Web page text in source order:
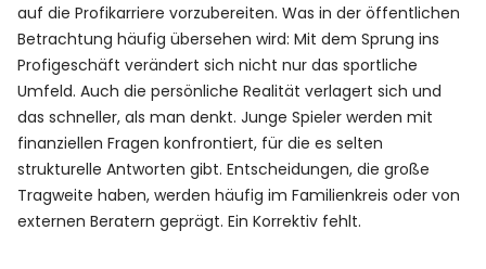
auf die Profikarriere vorzubereiten. Was in der öffentlichen
Betrachtung häufig übersehen wird: Mit dem Sprung ins
Profigeschäft verändert sich nicht nur das sportliche
Umfeld. Auch die persönliche Realität verlagert sich und
das schneller, als man denkt. Junge Spieler werden mit
finanziellen Fragen konfrontiert, für die es selten
strukturelle Antworten gibt. Entscheidungen, die große
Tragweite haben, werden häufig im Familienkreis oder von
externen Beratern geprägt. Ein Korrektiv fehlt.